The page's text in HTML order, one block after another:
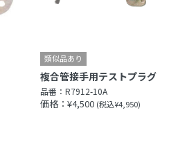
複合管接手用テストプラグ
品番：R7912-10A
価格：¥4,500 (税込¥4,950)